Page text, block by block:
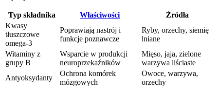
Typ składnika Właściwości
Źródła
Kwasy
tłuszczowe
omega-3
Poprawiają nastrój i
funkcje poznawcze
Ryby, orzechy, siemię
lniane
Witaminy z
grupy B
Wsparcie w produkcji
neuroprzekaźników
Mięso, jaja, zielone
warzywa liściaste
Antyoksydanty
Ochrona komórek
mózgowych
Owoce, warzywa,
orzechy